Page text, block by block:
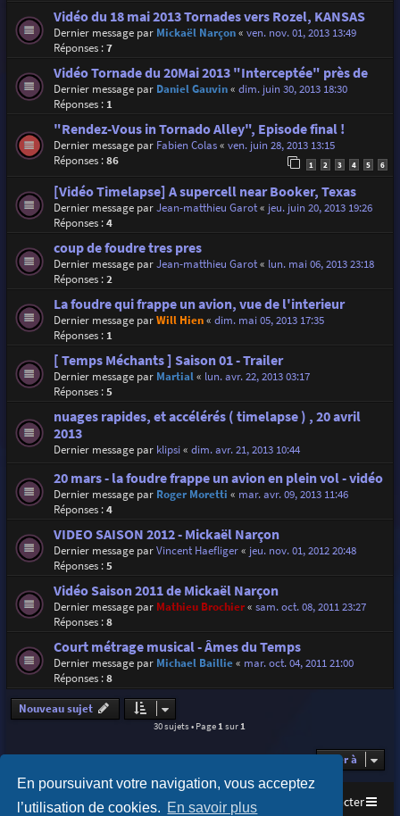
En poursuivant votre navigation, vous acceptez
l’utilisation de cookies. En savoir plus
Vidéo du 18 mai 2013 Tornades vers Rozel, KANSAS
Dernier message par Mickaël Narçon« ven. nov. 01, 2013 13:49
Réponses :7
Vidéo Tornade du 20Mai 2013 "Interceptée" près de
Dernier message par Daniel Gauvin« dim. juin 30, 2013 18:30
Réponses : 1
"Rendez-Vous in Tornado Alley", Episode final !
Dernier message par Fabien Colas« ven. juin 28, 2013 13:15
Réponses :86 1 2 3 4 5 6
[Vidéo Timelapse] A supercell near Booker, Texas
Dernier message parJean-matthieu Garot« jeu. juin 20, 2013 19:26
Réponses :4
coup de foudre tres pres
Dernier message parJean-matthieu Garot« lun. mai 06, 2013 23:18
Réponses :2
La foudre qui frappe un avion, vue de l'interieur
Dernier message parWill Hien« dim. mai 05, 2013 17:35
Réponses : 1
[ Temps Méchants ] Saison 01 - Trailer
Dernier message par Martial« lun. avr. 22, 2013 03:17
Réponses :5
nuages rapides, et accélérés ( timelapse ) , 20 avril
2013
Dernier message par klipsi« dim. avr. 21, 2013 10:44
20 mars - la foudre frappe un avion en plein vol - vidéo
Dernier message par Roger Moretti « mar. avr. 09, 2013 11:46
Réponses :4
VIDEO SAISON 2012 - Mickaël Narçon
Dernier message parVincent Haefliger« jeu. nov. 01, 2012 20:48
Réponses :5
Vidéo Saison 2011 de Mickaël Narçon
Dernier message par Mathieu Brochier« sam. oct. 08, 2011 23:27
Réponses :8
Court métrage musical - Âmes du Temps
Dernier message par Michael Baillie« mar. oct. 04, 2011 21:00
Réponses :8
Nouveau sujet
30 sujets • Page1sur1
Aller à
Accueil Index du forum Nous contacter